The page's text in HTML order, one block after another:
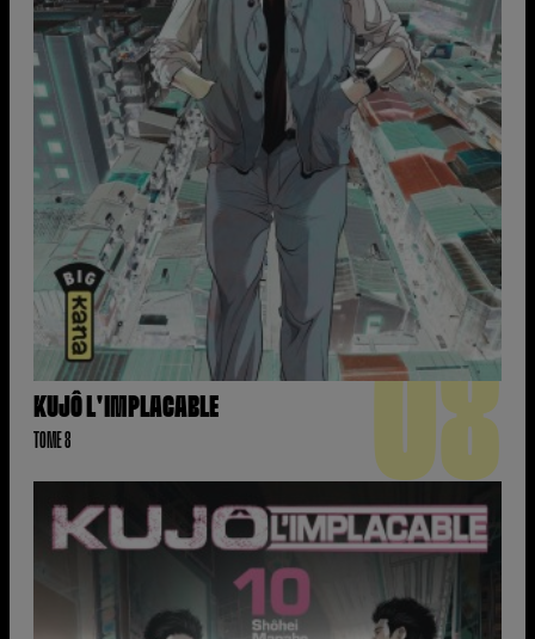
KUJÔ L'IMPLACABLE
TOME 8 08